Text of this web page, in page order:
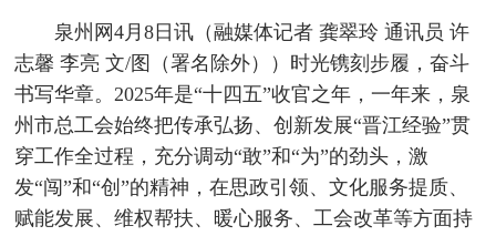
泉州网4月8日讯（融媒体记者 龚翠玲 通讯员 许
志馨 李亮 文/图（署名除外）） 时光镌刻步履，奋斗
书写华章。2025年是“十四五”收官之年，一年来，泉
州市总工会始终把传承弘扬、创新发展“晋江经验”贯
穿工作全过程，充分调动“敢”和“为”的劲头，激
发“闯”和“创”的精神，在思政引领、文化服务提质、
赋能发展、维权帮扶、暖心服务、工会改革等方面持